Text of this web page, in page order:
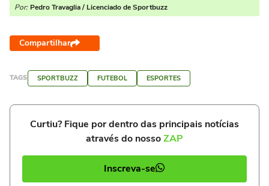
Por: Pedro Travaglia / Licenciado de Sportbuzz
Compartilhar
TAGS SPORTBUZZ FUTEBOL ESPORTES
Curtiu? Fique por dentro das principais notícias
através do nossoZAP
Inscreva-se